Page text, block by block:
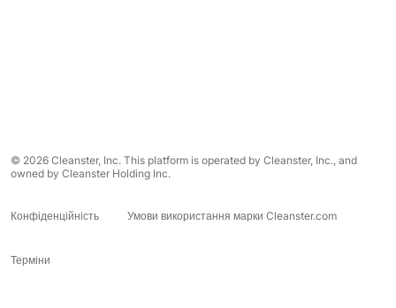
© 2026 Cleanster, Inc. This platform is operated by Cleanster, Inc., and
owned by Cleanster Holding Inc.
Конфіденційність Умови використання марки Cleanster.com
Терміни